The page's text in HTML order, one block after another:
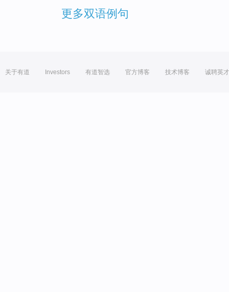
更多双语例句
关于有道 Investors 有道智选 官方博客 技术博客 诚聘英才